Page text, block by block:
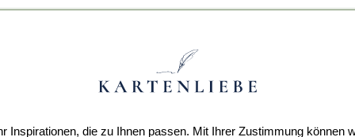
Inspirationen, die zu Ihnen passen. Mit Ihrer Zustimmung können